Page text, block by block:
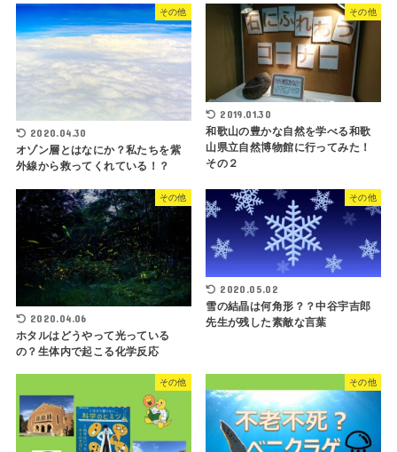
その他
2020.04.30
オゾン層とはなにか？私たちを紫
外線から救ってくれている！？
その他
2019.01.30
和歌山の豊かな自然を学べる和歌
山県立自然博物館に行ってみた！
その２
その他
2020.04.06
ホタルはどうやって光っている
の？生体内で起こる化学反応
その他
2020.05.02
雪の結晶は何角形？？中谷宇吉郎
先生が残した素敵な言葉
その他 その他